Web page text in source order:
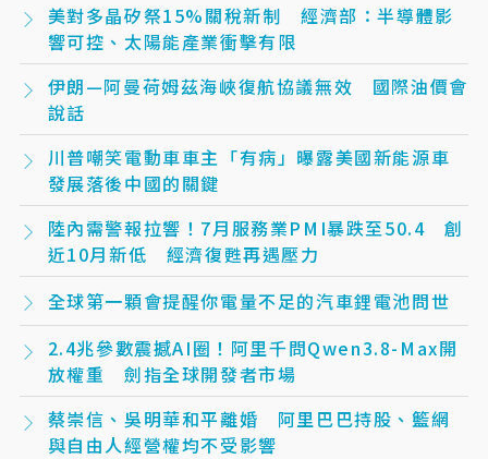
美對多晶矽祭15%關稅新制 經濟部：半導體影
響可控、太陽能產業衝擊有限
伊朗—阿曼荷姆茲海峽復航協議無效 國際油價會
說話
川普嘲笑電動車車主「有病」曝露美國新能源車
發展落後中國的關鍵
陸內需警報拉響！7月服務業PMI暴跌至50.4 創
近10月新低 經濟復甦再遇壓力
全球第一顆會提醒你電量不足的汽車鋰電池問世
2.4兆參數震撼AI圈！阿里千問Qwen3.8-Max開
放權重 劍指全球開發者市場
蔡崇信、吳明華和平離婚 阿里巴巴持股、籃網
與自由人經營權均不受影響